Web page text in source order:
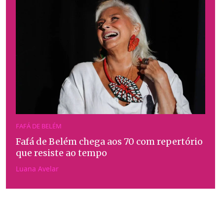
FAFÁ DE BELÉM
Fafá de Belém chega aos 70 com repertório
que resiste ao tempo
Luana Avelar